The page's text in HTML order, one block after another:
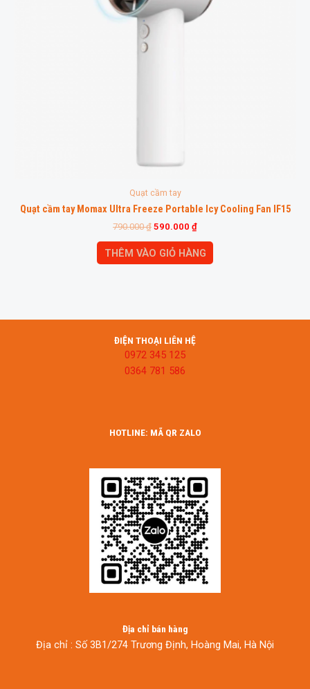
Quạt cầm tay
Quạt cầm tay Momax Ultra Freeze Portable Icy Cooling Fan IF15
790.000₫ 590.000 ₫
THÊM VÀO GIỎ HÀNG
ĐIỆN THOẠI LIÊN HỆ
0972 345 125
0364 781 586
HOTLINE: MÃ QR ZALO
Địa chỉ bán hàng
Địa chỉ : Số 3B1/274 Trương Định, Hoàng Mai, Hà Nội